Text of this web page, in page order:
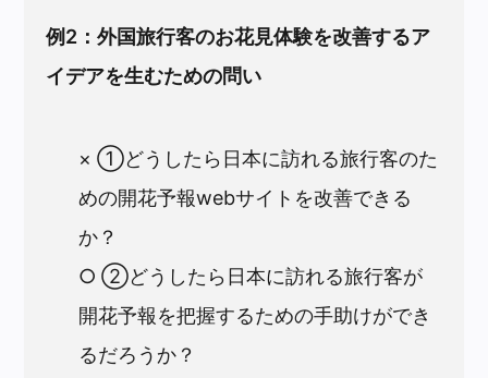
例2：外国旅行客のお花見体験を改善するア
イデアを生むための問い
× ①どうしたら日本に訪れる旅行客のた
めの開花予報webサイトを改善できる
か？
○ ②どうしたら日本に訪れる旅行客が
開花予報を把握するための手助けができ
るだろうか？